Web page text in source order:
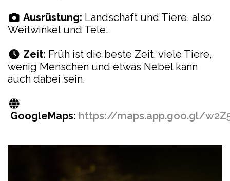
Ausrüstung: Landschaft und Tiere, also
Weitwinkel und Tele.
Zeit: Früh ist die beste Zeit, viele Tiere,
wenig Menschen und etwas Nebel kann
auch dabei sein.
GoogleMaps: https://maps.app.goo.gl/